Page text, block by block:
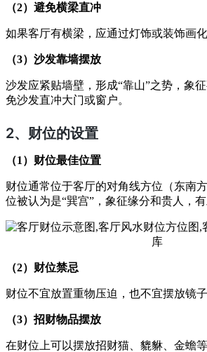
（2）避免横梁直冲
如果客厅有横梁，应通过灯饰或装饰画
（3）沙发靠墙摆放
沙发应紧贴墙壁，形成“靠山”之势，象
免沙发直冲大门或窗户。
2、 财位的设置
（1）财位最佳位置
财位通常位于客厅的对角线方位（东南
位被认为是“巽宫”，象征缘分和贵人，有
（2）财位禁忌
财位不宜放置重物压迫，也不宜摆放镜
（3）招财物品摆放
在财位上可以摆放招财猫、貔貅、金蟾